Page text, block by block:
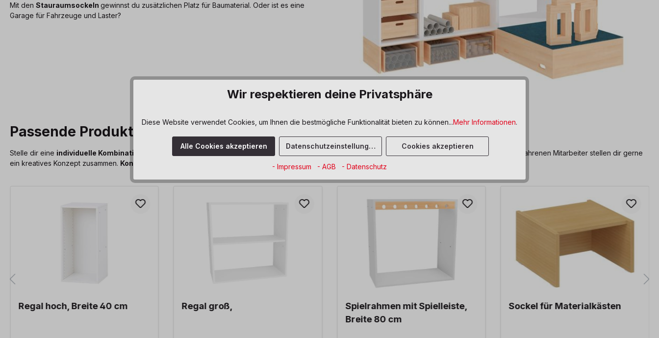
Mit den Stauraumsockeln gewinnst du zusätzlichen Platz für Baumaterial. Oder ist es eine
Garage für Fahrzeuge und Laster?
Passende Produkte für die RaumTalente Kombination Bauen
Stelle dir eine individuelle Kombination an Modulen zusammen, um deinen Raum perfekt zu nutzen. Du benötigst Unterstützung bei der
? Unsere erfahrenen Mitarbeiter stellen dir gerne
ein kreatives Konzept zusammen. Kontaktiere uns
Regal hoch, Breite 40 cm Regal groß,
Spielrahmen mit Spielleiste,
Breite 80 cm
Sockel für Materialkästen
Wir respektieren deine Privatsphäre
Diese Website verwendet Cookies, um Ihnen die bestmögliche Funktionalität bieten zu können...Mehr Informationen.
Alle Cookies akzeptieren Datenschutzeinstellungen Cookies akzeptieren
- Impressum - AGB - Datenschutz